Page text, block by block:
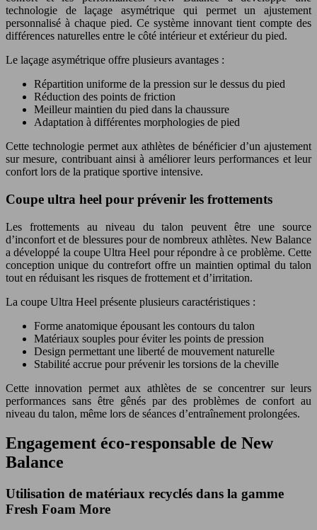
technologie de laçage asymétrique qui permet un ajustement
personnalisé à chaque pied. Ce système innovant tient compte des
différences naturelles entre le côté intérieur et extérieur du pied.
Le laçage asymétrique offre plusieurs avantages :
Répartition uniforme de la pression sur le dessus du pied
Réduction des points de friction
Meilleur maintien du pied dans la chaussure
Adaptation à différentes morphologies de pied
Cette technologie permet aux athlètes de bénéficier d’un ajustement
sur mesure, contribuant ainsi à améliorer leurs performances et leur
confort lors de la pratique sportive intensive.
Coupe ultra heel pour prévenir les frottements
Les frottements au niveau du talon peuvent être une source
d’inconfort et de blessures pour de nombreux athlètes. New Balance
a développé la coupe Ultra Heel pour répondre à ce problème. Cette
conception unique du contrefort offre un maintien optimal du talon
tout en réduisant les risques de frottement et d’irritation.
La coupe Ultra Heel présente plusieurs caractéristiques :
Forme anatomique épousant les contours du talon
Matériaux souples pour éviter les points de pression
Design permettant une liberté de mouvement naturelle
Stabilité accrue pour prévenir les torsions de la cheville
Cette innovation permet aux athlètes de se concentrer sur leurs
performances sans être gênés par des problèmes de confort au
niveau du talon, même lors de séances d’entraînement prolongées.
Engagement éco-responsable de New
Balance
Utilisation de matériaux recyclés dans la gamme
Fresh Foam More